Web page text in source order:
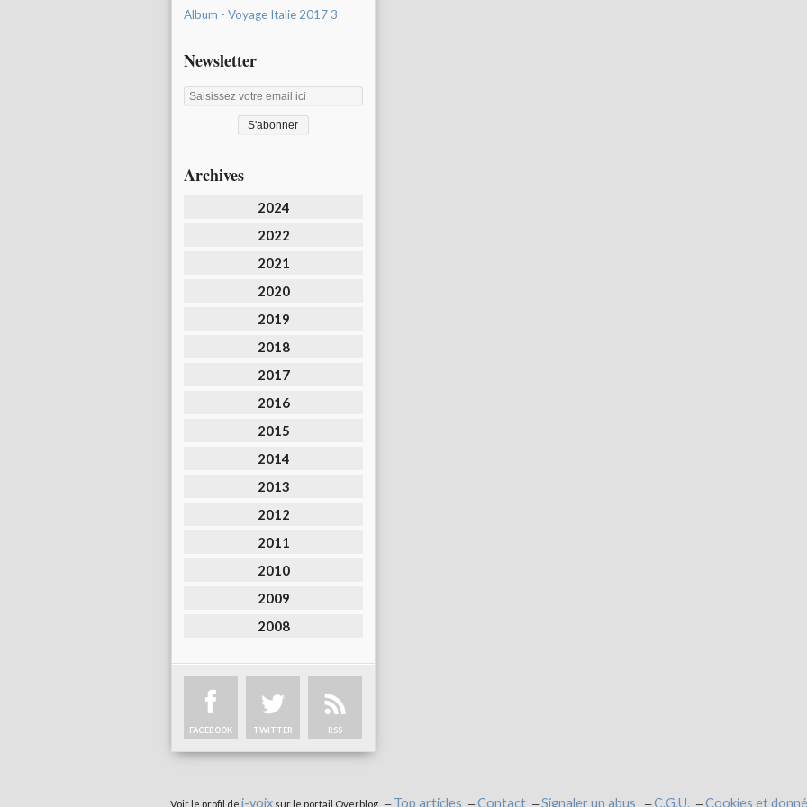
Album - Voyage Italie 2017 3
Newsletter
Archives
2024
2022
2021
2020
2019
2018
2017
2016
2015
2014
2013
2012
2011
2010
2009
2008
FACEBOOK TWITTER RSS
Voir le profil de i-voixsur le portail Overblog Top articles Contact Signaler un abus C.G.U. Cookies et